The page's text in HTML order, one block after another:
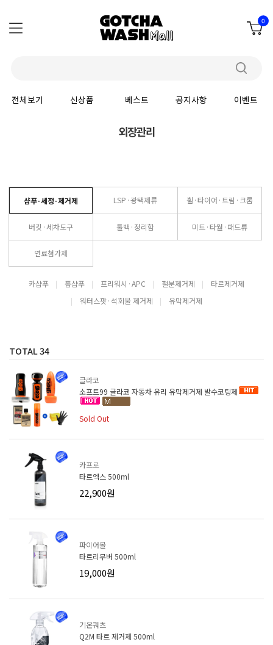
0
전체보기 신상품 베스트 공지사항 이벤트
외장관리
샴푸·세정·제거제 LSP·광택제류 휠·타이어·트림·크롬
버킷·세차도구 툴백·정리함 미트·타월·패드류
연료첨가제
카샴푸 폼샴푸 프리워시·APC 철분제거제
타르제거제
워터스팟·석회물 제거제
유막제거제
TOTAL34
글라코
소프트99 글라코 자동차 유리 유막제거제 발수코팅제
Sold Out
카프로
타르엑스 500ml
22,900원
파이어볼
타르리무버 500ml
19,000원
기온쿼츠
Q2M 타르 제거제 500ml